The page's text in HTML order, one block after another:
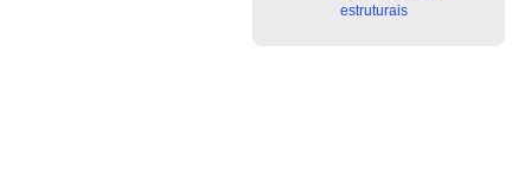
estruturais